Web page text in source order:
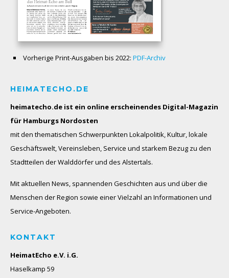
Vorherige Print-Ausgaben bis 2022: PDF-Archiv
HEIMATECHO.DE
heimatecho.de ist ein online erscheinendes Digital-Magazin
für Hamburgs Nordosten
mit den thematischen Schwerpunkten Lokalpolitik, Kultur, lokale
Geschäftswelt, Vereinsleben, Service und starkem Bezug zu den
Stadtteilen der Walddörfer und des Alstertals.
Mit aktuellen News, spannenden Geschichten aus und über die
Menschen der Region sowie einer Vielzahl an Informationen und
Service-Angeboten.
KONTAKT
HeimatEcho e.V. i.G.
Haselkamp 59